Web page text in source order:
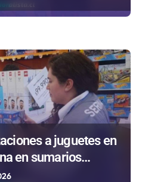
a juguetes en
en sumarios